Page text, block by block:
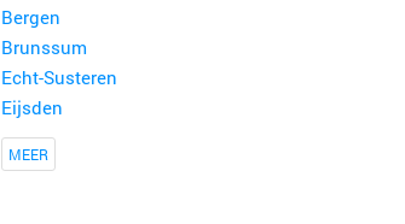
Bergen
Brunssum
Echt-Susteren
Eijsden
MEER